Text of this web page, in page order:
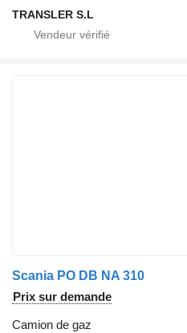
TRANSLER S.L
Scania PO DB NA 310
Prix sur demande
Camion de gaz